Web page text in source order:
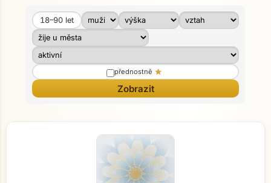
Věk od
Věk do
18–90 let
přednostně star